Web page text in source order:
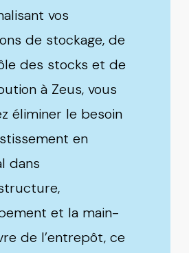
vos
de stockage, de
des stocks et de
à Zeus, vous
éliminer le besoin
en
dans
et la main-
de l’entrepôt, ce